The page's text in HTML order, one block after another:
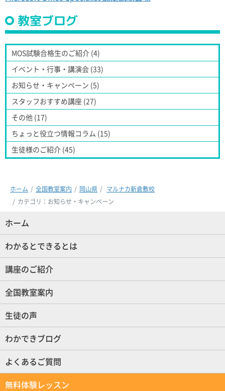
教室ブログ
MOS試験合格生のご紹介 (4)
イベント・行事・講演会 (33)
お知らせ・キャンペーン (5)
スタッフおすすめ講座 (27)
その他 (17)
ちょっと役立つ情報コラム (15)
生徒様のご紹介 (45)
ホーム 全国教室案内 岡山県
マルナカ新倉敷校
カテゴリ：お知らせ・キャンペーン
ホーム
わかるとできるとは
講座のご紹介
全国教室案内
生徒の声
わかできブログ
よくあるご質問
無料体験レッスン